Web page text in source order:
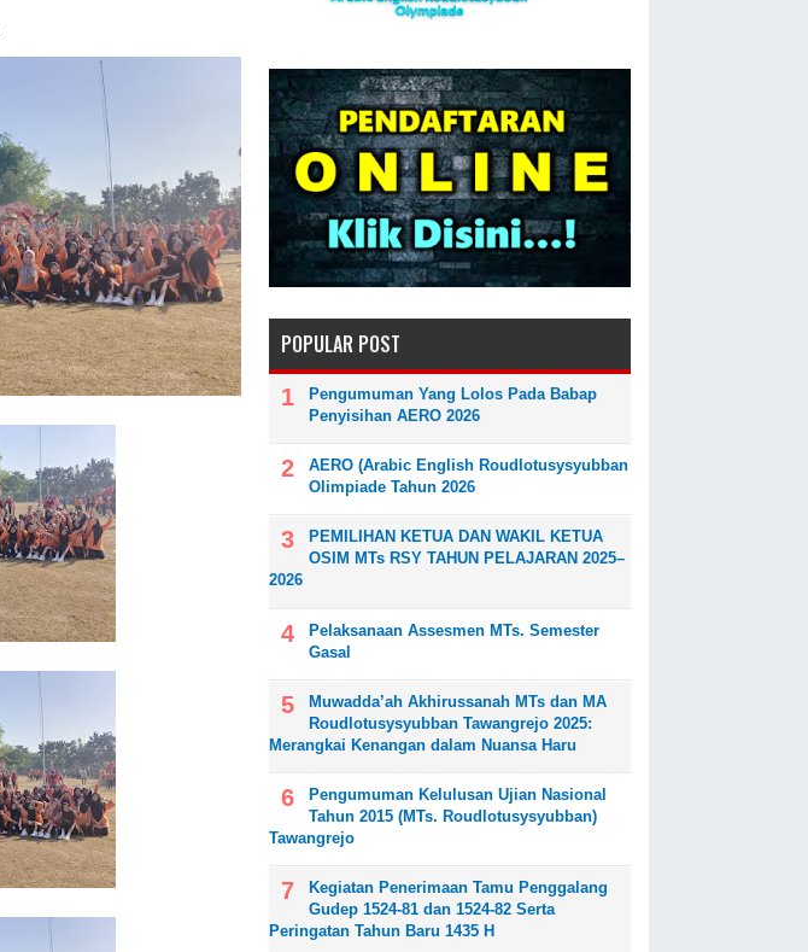
POPULAR POST
Pengumuman Yang Lolos Pada Babap
Penyisihan AERO 2026
AERO (Arabic English Roudlotusysyubban
Olimpiade Tahun 2026
PEMILIHAN KETUA DAN WAKIL KETUA
OSIM MTs RSY TAHUN PELAJARAN 2025–
2026
Pelaksanaan Assesmen MTs. Semester
Gasal
Muwadda’ah Akhirussanah MTs dan MA
Roudlotusysyubban Tawangrejo 2025:
Merangkai Kenangan dalam Nuansa Haru
Pengumuman Kelulusan Ujian Nasional
Tahun 2015 (MTs. Roudlotusysyubban)
Tawangrejo
Kegiatan Penerimaan Tamu Penggalang
Gudep 1524-81 dan 1524-82 Serta
Peringatan Tahun Baru 1435 H